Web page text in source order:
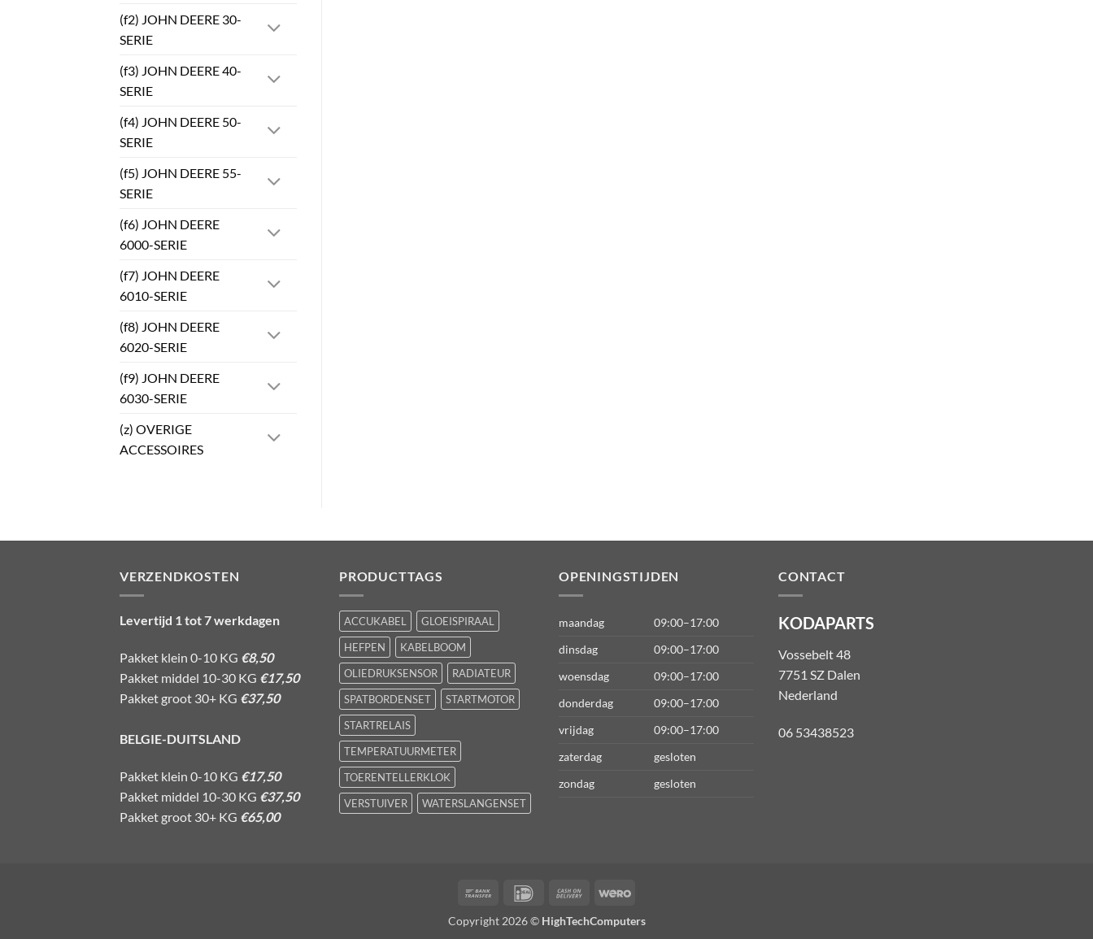
(f2) JOHN DEERE 30-
SERIE
(f3) JOHN DEERE 40-
SERIE
(f4) JOHN DEERE 50-
SERIE
(f5) JOHN DEERE 55-
SERIE
(f6) JOHN DEERE
6000-SERIE
(f7) JOHN DEERE
6010-SERIE
(f8) JOHN DEERE
6020-SERIE
(f9) JOHN DEERE
6030-SERIE
(z) OVERIGE
ACCESSOIRES
VERZENDKOSTEN
Levertijd 1 tot 7 werkdagen
Pakket klein 0-10 KG €8,50
Pakket middel 10-30 KG €17,50
Pakket groot 30+ KG €37,50
BELGIE-DUITSLAND
Pakket klein 0-10 KG €17,50
Pakket middel 10-30 KG €37,50
Pakket groot 30+ KG €65,00
PRODUCTTAGS
ACCUKABEL
GLOEISPIRAAL
HEFPEN
KABELBOOM
OLIEDRUKSENSOR
RADIATEUR
SPATBORDENSET
STARTMOTOR
STARTRELAIS
TEMPERATUURMETER
TOERENTELLERKLOK
VERSTUIVER
WATERSLANGENSET
OPENINGSTIJDEN
maandag
09:00–17:00
dinsdag
09:00–17:00
woensdag
09:00–17:00
donderdag
09:00–17:00
vrijdag
09:00–17:00
zaterdag
gesloten
zondag
gesloten
CONTACT
KODAPARTS
Vossebelt 48
7751 SZ Dalen
Nederland
06 53438523
Bank
IDeal
Cash
Delivery
Wero
Copyright 2026 © HighTechComputers